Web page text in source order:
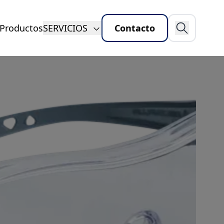
ProductosSERVICIOS
Planes de Prevención de riesgos laborales
ICMOVE Ingeniería y Prevención SLP
Contacto